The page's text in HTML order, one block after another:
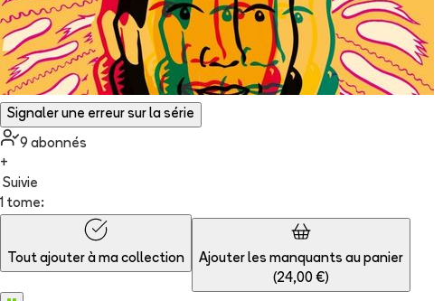
Signaler une erreur sur la série
9 abonnés
+
Suivie
1 tome:
Tout ajouter à ma collection
Ajouter les manquants au panier
(24,00 €)